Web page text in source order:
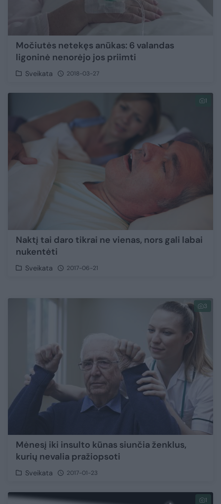
Močiutės netekęs anūkas: 6 valandas
ligoninė nenorėjo jos priimti
Sveikata 2018-03-27
1
Naktį tai daro tikrai ne vienas, nors gali labai
nukentėti
Sveikata 2017-06-21
3
Mėnesį iki insulto kūnas siunčia ženklus,
kurių nevalia pražiopsoti
Sveikata 2017-01-23
1